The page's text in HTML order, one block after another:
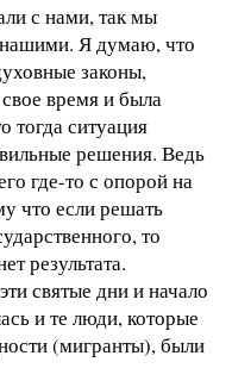
с нами, так мы
Я думаю, что
законы,
время и была
тогда ситуация
решения. Ведь
где-то с опорой на
что если решать
то
результата.
святые дни и начало
и те люди, которые
(мигранты), были